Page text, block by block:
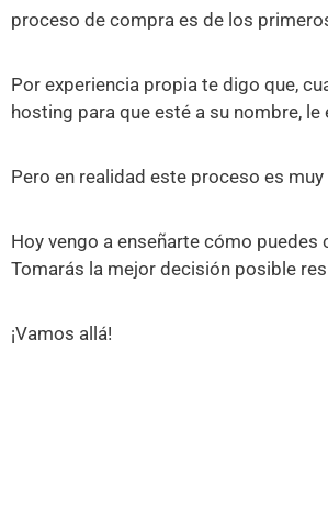
proceso de compra es de los
Por experiencia propia te digo que,
hosting para que esté a su nombre,
Pero en realidad este proceso es
Hoy vengo a enseñarte cómo
Tomarás la mejor decisión posible
¡Vamos allá!